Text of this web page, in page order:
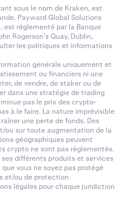
sous le nom de Kraken, est
Payward Global Solutions
est réglementé par la Banque
Rogerson’s Quay, Dublin,
les politiques et informations
générale uniquement et
ou financiers ni une
de vendre, de staker ou de
dans une stratégie de trading
pas le prix des crypto-
à le faire. La nature imprévisible
une perte de fonds. Des
ou sur toute augmentation de la
géographiques peuvent
crypto ne sont pas réglementés.
différents produits et services
vous ne soyez pas protégé
et/ou de protection
légales pour chaque juridiction